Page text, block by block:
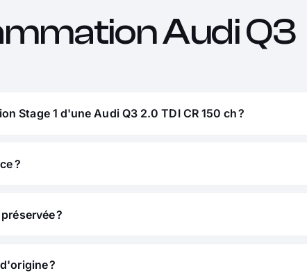
Audi Q3
Stage 1 d'une Audi Q3 2.0 TDI CR 150 ch ?
?
?
?